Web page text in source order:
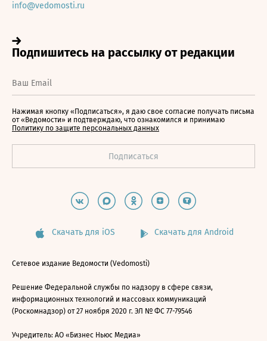
info@vedomosti.ru
Нажимая кнопку «Подписаться», я даю свое согласие получать письма
от «Ведомости» и подтверждаю, что ознакомился и принимаю
Политику по защите персональных данных
Скачать для iOS Скачать для Android
Сетевое издание Ведомости (Vedomosti)
Решение Федеральной службы по надзору в сфере связи,
информационных технологий и массовых коммуникаций
(Роскомнадзор) от 27 ноября 2020 г. ЭЛ № ФС 77-79546
Учредитель: АО «Бизнес Ньюс Медиа»